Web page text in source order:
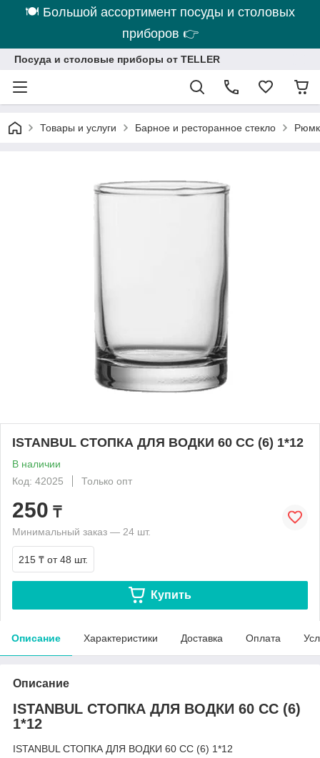
🍽 Большой ассортимент посуды и столовых
приборов 👉
Посуда и столовые приборы от TELLER
Товары и услуги Барное и ресторанное стекло
ISTANBUL СТОПКА ДЛЯ ВОДКИ 60 СС (6) 1*12
В наличии
Код: 42025
Только опт
250 ₸
Минимальный заказ — 24 шт.
215 ₸ от 48 шт.
Купить
Описание Характеристики Доставка Оплата
Описание
ISTANBUL СТОПКА ДЛЯ ВОДКИ 60 СС (6)
1*12
ISTANBUL СТОПКА ДЛЯ ВОДКИ 60 СС (6) 1*12